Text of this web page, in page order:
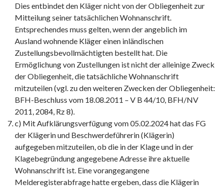
Dies entbindet den Kläger nicht von der Obliegenheit zur
Mitteilung seiner tatsächlichen Wohnanschrift.
Entsprechendes muss gelten, wenn der angeblich im
Ausland wohnende Kläger einen inländischen
Zustellungsbevollmächtigten bestellt hat. Die
Ermöglichung von Zustellungen ist nicht der alleinige Zweck
der Obliegenheit, die tatsächliche Wohnanschrift
mitzuteilen (vgl. zu den weiteren Zwecken der Obliegenheit:
BFH-Beschluss vom 18.08.2011 – V B 44/10, BFH/NV
2011, 2084, Rz 8).
c) Mit Aufklärungsverfügung vom 05.02.2024 hat das FG
der Klägerin und Beschwerdeführerin (Klägerin)
aufgegeben mitzuteilen, ob die in der Klage und in der
Klagebegründung angegebene Adresse ihre aktuelle
Wohnanschrift ist. Eine vorangegangene
Melderegisterabfrage hatte ergeben, dass die Klägerin